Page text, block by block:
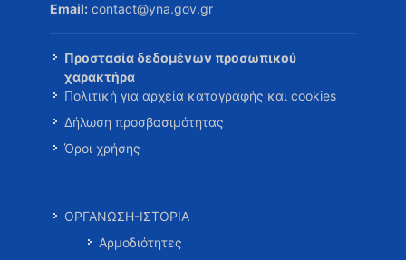
Email: contact@yna.gov.gr
Προστασία δεδομένων προσωπικού
χαρακτήρα
Πολιτική για αρχεία καταγραφής και cookies
Δήλωση προσβασιμότητας
Όροι χρήσης
ΟΡΓΑΝΩΣΗ-ΙΣΤΟΡΙΑ
Αρμοδιότητες